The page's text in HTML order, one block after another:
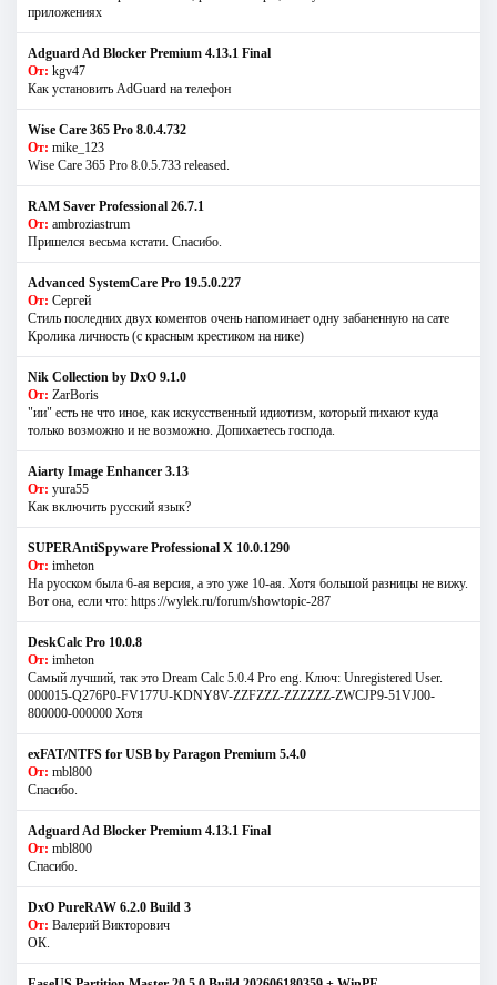
приложениях
Adguard Ad Blocker Premium 4.13.1 Final
От: kgv47
Как установить AdGuard на телефон
Wise Care 365 Pro 8.0.4.732
От: mike_123
Wise Care 365 Pro 8.0.5.733 released.
RAM Saver Professional 26.7.1
От: ambroziastrum
Пришелся весьма кстати. Спасибо.
Advanced SystemCare Pro 19.5.0.227
От: Сергей
Стиль последних двух коментов очень напоминает одну забаненную на сате
Кролика личность (с красным крестиком на нике)
Nik Collection by DxO 9.1.0
От: ZarBoris
"ии" есть не что иное, как искусственный идиотизм, который пихают куда
только возможно и не возможно. Допихаетесь господа.
Aiarty Image Enhancer 3.13
От: yura55
Как включить русский язык?
SUPERAntiSpyware Professional X 10.0.1290
От: imheton
На русском была 6-ая версия, а это уже 10-ая. Хотя большой разницы не вижу.
Вот она, если что: https://wylek.ru/forum/showtopic-287
DeskCalc Pro 10.0.8
От: imheton
Самый лучший, так это Dream Calc 5.0.4 Pro eng. Ключ: Unregistered User.
000015-Q276P0-FV177U-KDNY8V-ZZFZZZ-ZZZZZZ-ZWCJP9-51VJ00-
800000-000000 Хотя
exFAT/NTFS for USB by Paragon Premium 5.4.0
От: mbl800
Спасибо.
Adguard Ad Blocker Premium 4.13.1 Final
От: mbl800
Спасибо.
DxO PureRAW 6.2.0 Build 3
От: Валерий Викторович
ОК.